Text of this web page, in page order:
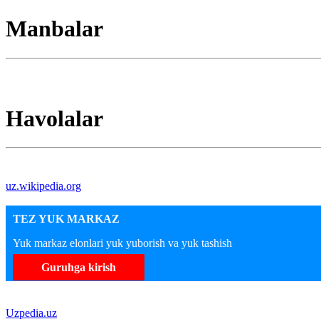
Manbalar
Havolalar
uz.wikipedia.org
TEZ YUK MARKAZ
Yuk markaz elonlari yuk yuborish va yuk tashish
Guruhga kirish
Uzpedia.uz